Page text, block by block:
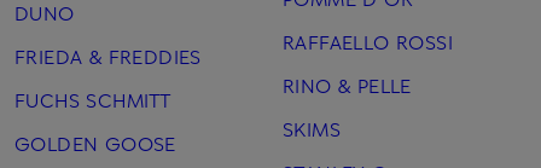
DUNO
FRIEDA & FREDDIES
FUCHS SCHMITT
GOLDEN GOOSE
RAFFAELLO ROSSI
RINO & PELLE
SKIMS